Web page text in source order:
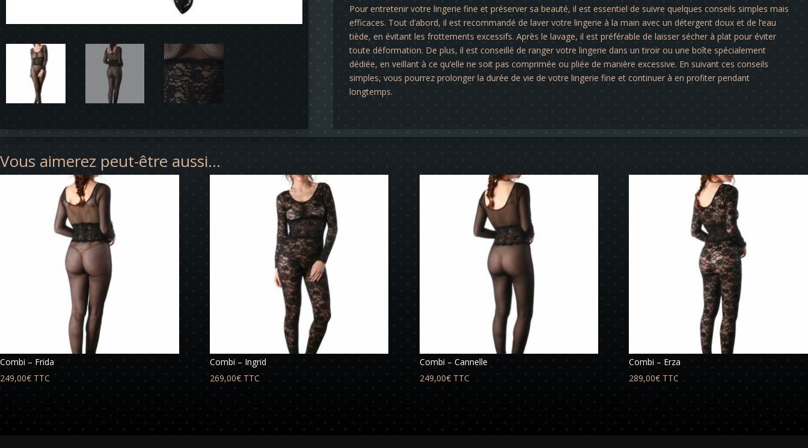
Pour entretenir votre lingerie fine et préserver sa beauté, il est essentiel de suivre quelques conseils simples mais
efficaces. Tout d’abord, il est recommandé de laver votre lingerie à la main avec un détergent doux et de l’eau
tiède, en évitant les frottements excessifs. Après le lavage, il est préférable de laisser sécher à plat pour éviter
toute déformation. De plus, il est conseillé de ranger votre lingerie dans un tiroir ou une boîte spécialement
dédiée, en veillant à ce qu’elle ne soit pas comprimée ou pliée de manière excessive. En suivant ces conseils
simples, vous pourrez prolonger la durée de vie de votre lingerie fine et continuer à en profiter pendant
longtemps.
Vous aimerez peut-être aussi…
Combi – Frida
249,00€ TTC
Combi – Ingrid
269,00€ TTC
Combi – Cannelle
249,00€ TTC
Combi – Erza
289,00€ TTC